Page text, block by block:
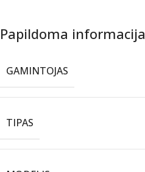
Papildoma informacija
GAMINTOJAS
TIPAS